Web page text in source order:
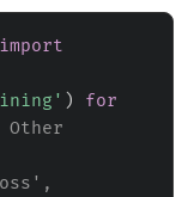
import
)
for
Other